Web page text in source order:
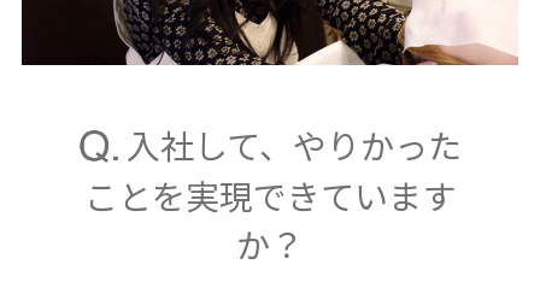
入社して、やりかった
ことを実現できています
か？